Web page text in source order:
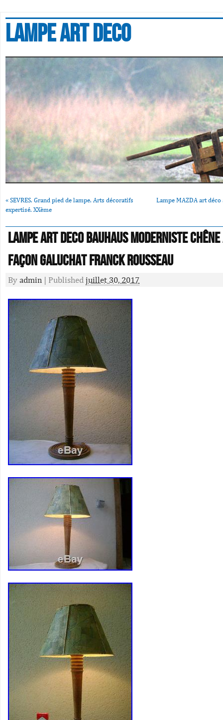
Lampe art deco
« SEVRES. Grand pied de lampe. Arts décoratifs
expertisé. XXème
Lampe MAZDA art
LAMPE ART DECO BAUHAUS MODERNISTE
Façon GALUCHAT FRANCK ROUSSEAU
By admin | Published juillet 30, 2017